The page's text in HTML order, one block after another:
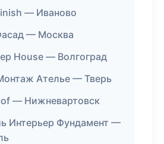
— Иваново
— Москва
House — Волгоград
Ателье — Тверь
— Нижневартовск
Интерьер Фундамент —